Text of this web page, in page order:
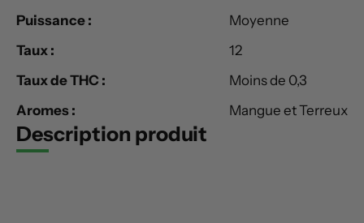
Puissance :
Moyenne
Taux :
12
Taux de THC :
Moins de 0,3
Aromes :
Mangue et Terreux
Description produit